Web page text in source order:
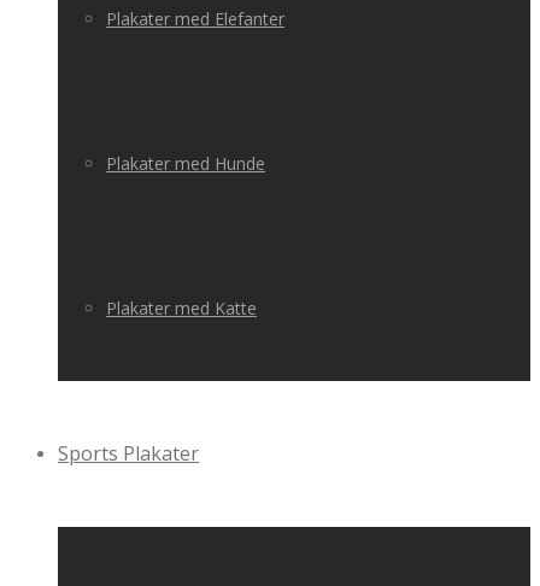
Plakater med Elefanter
Plakater med Hunde
Plakater med Katte
Sports Plakater